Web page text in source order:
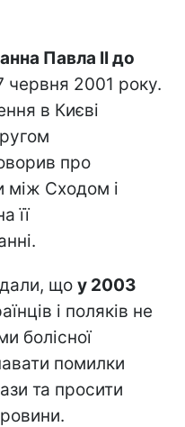
Павла II до
червня 2001 року.
в Києві
про
між Сходом і
її
що у 2003
і поляків не
болісної
помилки
та просити